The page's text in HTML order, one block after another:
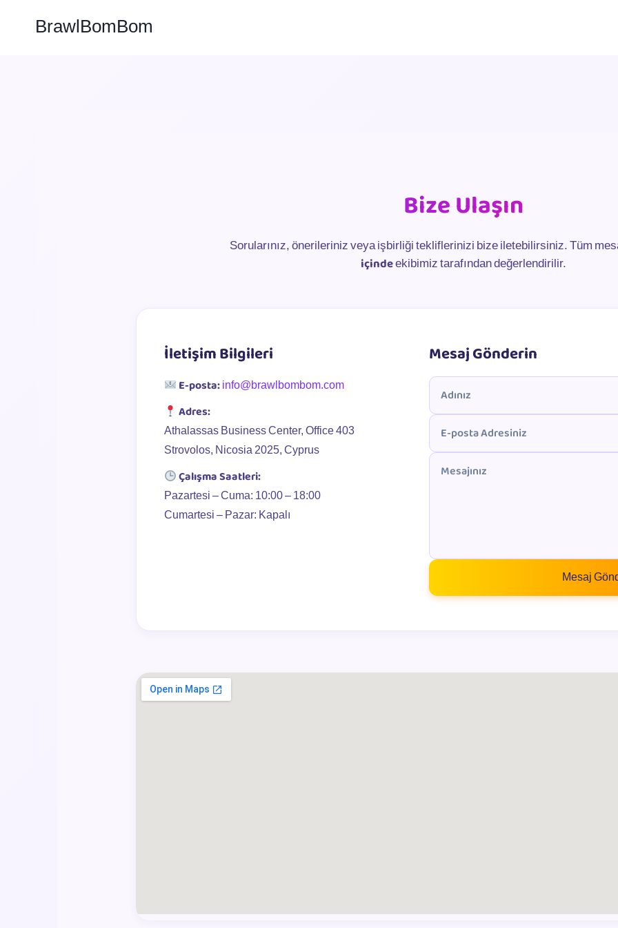
BrawlBomBom
Bize Ulaşın
Sorularınız, önerileriniz veya işbirliği tekliflerinizi bize iletebilirsiniz. Tüm
içindeekibimiz tarafından değerlendirilir.
İletişim Bilgileri
E-posta:info@brawlbombom.com
Adres:
Athalassas Business Center, Office 403
Strovolos, Nicosia 2025, Cyprus
Çalışma Saatleri:
Pazartesi – Cuma: 10:00 – 18:00
Cumartesi – Pazar: Kapalı
Mesaj Gönderin
Mesaj